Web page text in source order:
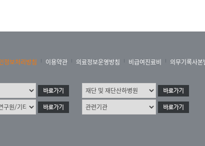
정보처리방침 이용약관 의료정보운영방침 비급여진료비 의무기록사본